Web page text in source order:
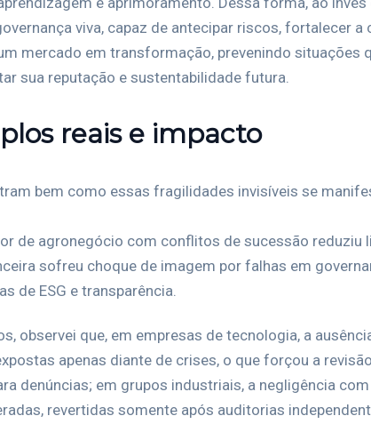
viva, capaz de antecipar riscos, fortalecer
mercado em transformação, prevenindo
sua reputação e sustentabilidade futura.
reais e impacto
bem como essas fragilidades invisíveis se
de agronegócio com conflitos de sucessão reduziu
sofreu choque de imagem por falhas em
de ESG e transparência.
observei que, em empresas de tecnologia, a
apenas diante de crises, o que forçou a
denúncias; em grupos industriais, a negligência
revertidas somente após auditorias